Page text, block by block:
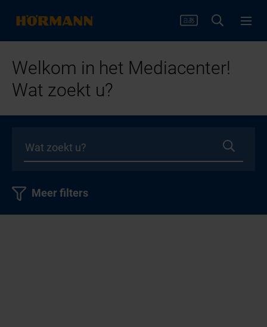
Welkom in het Mediacenter!
Wat zoekt u?
Meer filters